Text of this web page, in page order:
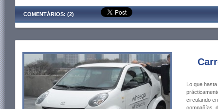
COMENTÁRIOS: (2)
Lo que
circulando
compañías,